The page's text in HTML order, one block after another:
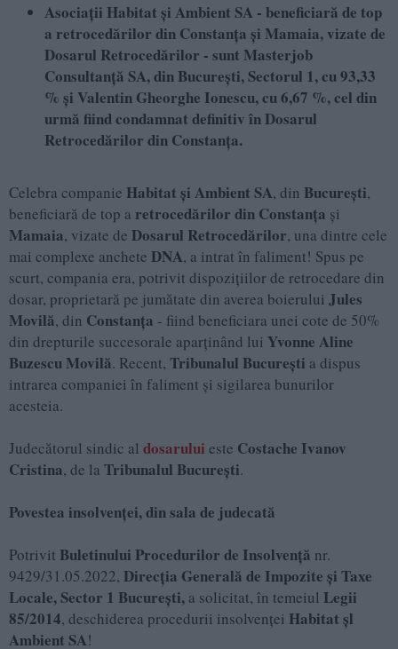
Asociații Habitat și Ambient SA - beneficiară de top
a retrocedărilor din Constanța și Mamaia, vizate de
Dosarul Retrocedărilor - sunt Masterjob
Consultanță SA, din Bucureşti, Sectorul 1, cu 93,33
% și Valentin Gheorghe Ionescu, cu 6,67 %, cel din
urmă fiind condamnat definitiv în Dosarul
Retrocedărilor din Constanța.
Celebra companie Habitat și Ambient SA, din București,
beneficiară de top a retrocedărilor din Constanța și
Mamaia, vizate de Dosarul Retrocedărilor, una dintre cele
mai complexe anchete DNA, a intrat în faliment! Spus pe
scurt, compania era, potrivit dispozițiilor de retrocedare din
dosar, proprietară pe jumătate din averea boierului Jules
Movilă, din Constanța - fiind beneficiara unei cote de 50%
din drepturile succesorale aparținând lui Yvonne Aline
Buzescu Movilă. Recent, Tribunalul București a dispus
intrarea companiei în faliment și sigilarea bunurilor
acesteia.
Judecătorul sindic al dosarului este Costache Ivanov
Cristina, de la Tribunalul București.
Povestea insolvenței, din sala de judecată
Potrivit Buletinului Procedurilor de Insolvenţă nr.
9429/31.05.2022, Direcţia Generală de Impozite și Taxe
Locale, Sector 1 București, a solicitat, în temeiul Legii
85/2014, deschiderea procedurii insolvenței Habitat şl
Ambient SA!